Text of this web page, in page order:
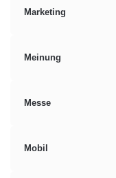
Marketing
Meinung
Messe
Mobil